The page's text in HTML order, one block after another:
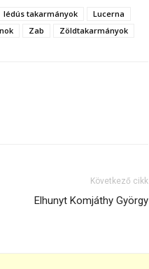
lédús takarmányok
Lucerna
Zab Zöldtakarmányok
Következő cikk
Elhunyt Komjáthy György